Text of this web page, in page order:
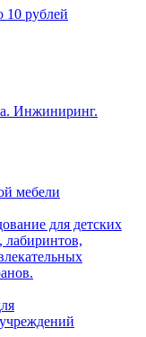
10 рублей
Инжиниринг.
мебели
для детских
лабиринтов,